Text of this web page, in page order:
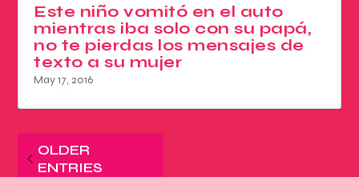
Este niño vomitó en el auto
mientras iba solo con su papá,
no te pierdas los mensajes de
texto a su mujer
May 17, 2016
OLDER
ENTRIES